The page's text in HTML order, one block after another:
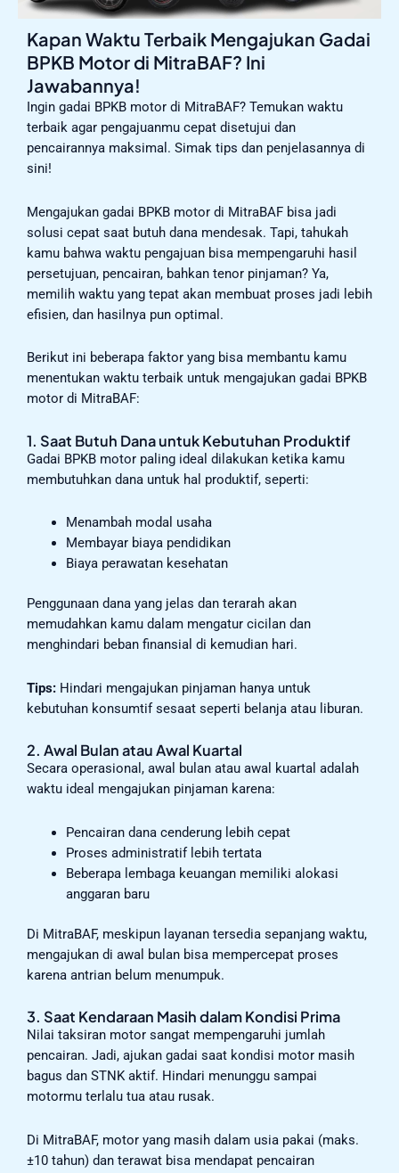
Kapan Waktu Terbaik Mengajukan Gadai
BPKB Motor di MitraBAF? Ini
Jawabannya!
Ingin gadai BPKB motor di MitraBAF? Temukan waktu
terbaik agar pengajuanmu cepat disetujui dan
pencairannya maksimal. Simak tips dan penjelasannya di
sini!
Mengajukan gadai BPKB motor di MitraBAF bisa jadi
solusi cepat saat butuh dana mendesak. Tapi, tahukah
kamu bahwa waktu pengajuan bisa mempengaruhi hasil
persetujuan, pencairan, bahkan tenor pinjaman? Ya,
memilih waktu yang tepat akan membuat proses jadi lebih
efisien, dan hasilnya pun optimal.
Berikut ini beberapa faktor yang bisa membantu kamu
menentukan waktu terbaik untuk mengajukan gadai BPKB
motor di MitraBAF:
1. Saat Butuh Dana untuk Kebutuhan Produktif
Gadai BPKB motor paling ideal dilakukan ketika kamu
membutuhkan dana untuk hal produktif, seperti:
Menambah modal usaha
Membayar biaya pendidikan
Biaya perawatan kesehatan
Penggunaan dana yang jelas dan terarah akan
memudahkan kamu dalam mengatur cicilan dan
menghindari beban finansial di kemudian hari.
Tips: Hindari mengajukan pinjaman hanya untuk
kebutuhan konsumtif sesaat seperti belanja atau liburan.
2. Awal Bulan atau Awal Kuartal
Secara operasional, awal bulan atau awal kuartal adalah
waktu ideal mengajukan pinjaman karena:
Pencairan dana cenderung lebih cepat
Proses administratif lebih tertata
Beberapa lembaga keuangan memiliki alokasi
anggaran baru
Di MitraBAF, meskipun layanan tersedia sepanjang waktu,
mengajukan di awal bulan bisa mempercepat proses
karena antrian belum menumpuk.
3. Saat Kendaraan Masih dalam Kondisi Prima
Nilai taksiran motor sangat mempengaruhi jumlah
pencairan. Jadi, ajukan gadai saat kondisi motor masih
bagus dan STNK aktif. Hindari menunggu sampai
motormu terlalu tua atau rusak.
Di MitraBAF, motor yang masih dalam usia pakai (maks.
±10 tahun) dan terawat bisa mendapat pencairan